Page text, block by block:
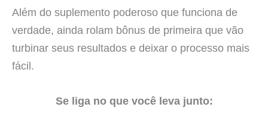
Além do suplemento poderoso que funciona de
verdade, ainda rolam bônus de primeira que vão
turbinar seus resultados e deixar o processo mais
fácil.
Se liga no que você leva junto: